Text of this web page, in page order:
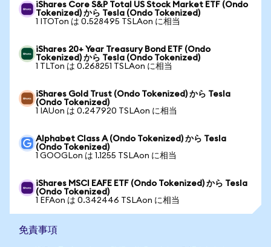
iShares Core S&P Total US Stock Market ETF (Ondo
Tokenized) から Tesla (Ondo Tokenized)
1 ITOTon は 0.528495 TSLAon に相当
iShares 20+ Year Treasury Bond ETF (Ondo
Tokenized) から Tesla (Ondo Tokenized)
1 TLTon は 0.268251 TSLAon に相当
iShares Gold Trust (Ondo Tokenized) から Tesla
(Ondo Tokenized)
1 IAUon は 0.247920 TSLAon に相当
Alphabet Class A (Ondo Tokenized) から Tesla
(Ondo Tokenized)
1 GOOGLon は 1.1255 TSLAon に相当
iShares MSCI EAFE ETF (Ondo Tokenized) から Tesla
(Ondo Tokenized)
1 EFAon は 0.342446 TSLAon に相当
免責事項